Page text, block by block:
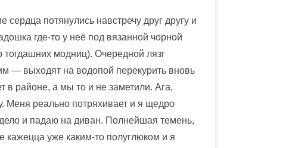
потянулись навстречу друг другу и
где-то у неё под вязанной чорной
тогдашних модниц). Очередной лязг
— выходят на водопой перекурить вновь
в районе, а мы то и не заметили. Ага,
Меня реально потряхивает и я щедро
и падаю на диван. Полнейшая темень,
кажецца уже каким-то полуглюком и я